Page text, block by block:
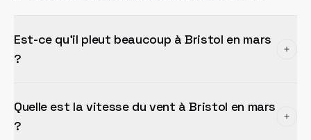
Est-ce qu'il pleut beaucoup à Bristol en mars
?
Quelle est la vitesse du vent à Bristol en mars
?